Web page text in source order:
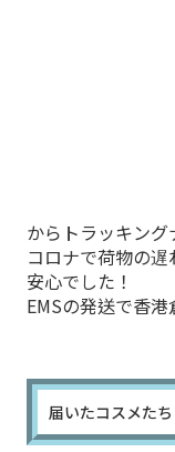
からトラッキン
コロナで荷物の
安心でした！
EMSの発送で香
届いたコスメたち